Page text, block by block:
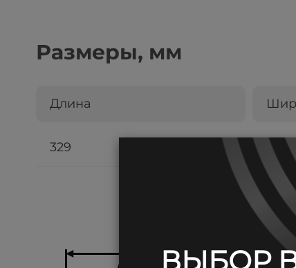
Размеры, мм
Длина
329 172
ВЫБОР